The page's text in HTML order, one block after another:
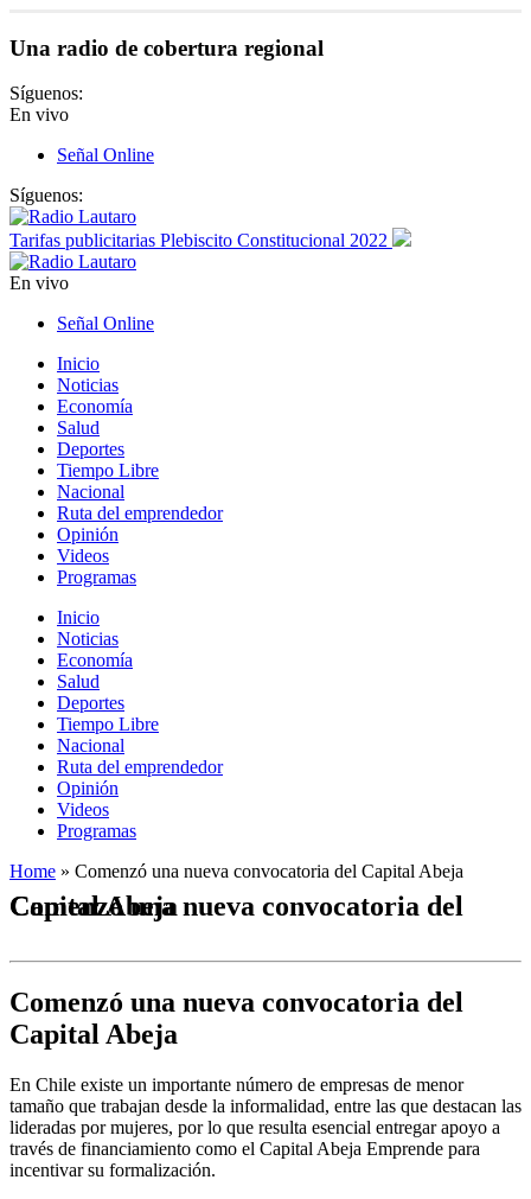
Una radio de cobertura regional
Síguenos:
En vivo
Señal Online
Síguenos:
Tarifas publicitarias Plebiscito Constitucional 2022
En vivo
Señal Online
Inicio
Noticias
Economía
Salud
Deportes
Tiempo Libre
Nacional
Ruta del emprendedor
Opinión
Videos
Programas
Inicio
Noticias
Economía
Salud
Deportes
Tiempo Libre
Nacional
Ruta del emprendedor
Opinión
Videos
Programas
Home » Comenzó una nueva convocatoria del Capital Abeja
Comenzó una nueva convocatoria del Capital Abeja
Comenzó una nueva convocatoria del
Capital Abeja
En Chile existe un importante número de empresas de menor
tamaño que trabajan desde la informalidad, entre las que destacan las
lideradas por mujeres, por lo que resulta esencial entregar apoyo a
través de financiamiento como el Capital Abeja Emprende para
incentivar su formalización.